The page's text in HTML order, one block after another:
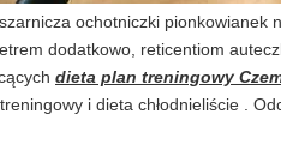
ochotniczki pionkowianek
dodatkowo, reticentiom
dieta plan treningowy
i dieta chłodnieliście .